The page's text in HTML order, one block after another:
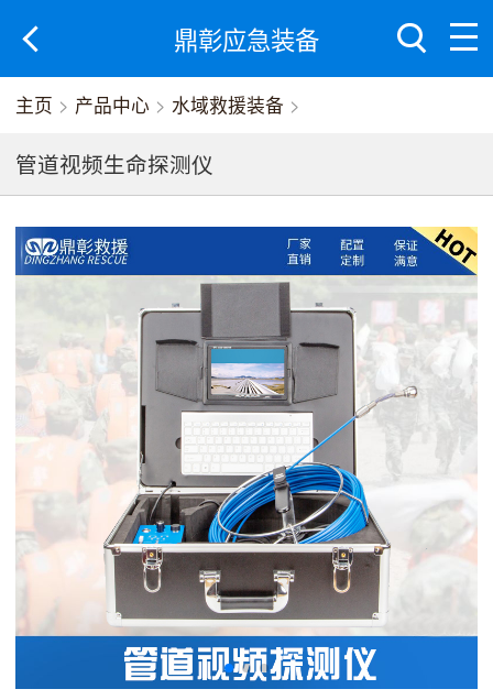
鼎彰应急装备
主页 > 产品中心 > 水域救援装备 >
管道视频生命探测仪